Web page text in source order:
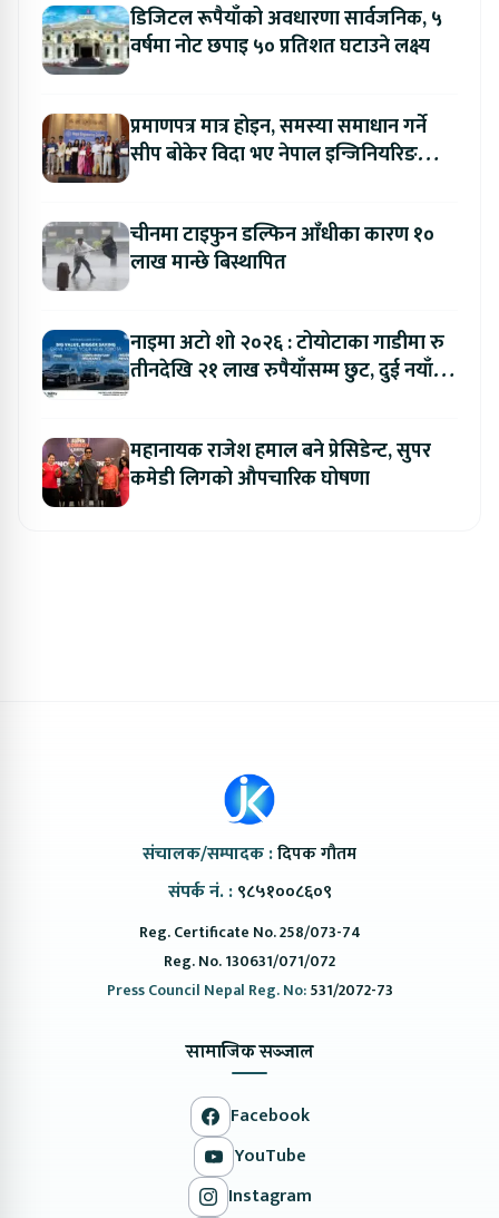
डिजिटल रूपैयाँको अवधारणा सार्वजनिक, ५
वर्षमा नोट छपाइ ५० प्रतिशत घटाउने लक्ष्य
प्रमाणपत्र मात्र होइन, समस्या समाधान गर्ने
सीप बोकेर विदा भए नेपाल इन्जिनियरिङ
चीनमा टाइफुन डल्फिन आँधीका कारण १०
लाख मान्छे बिस्थापित
नाइमा अटो शो २०२६ : टोयोटाका गाडीमा रु
तीनदेखि २१ लाख रुपैयाँसम्म छुट, दुई नयाँ
महानायक राजेश हमाल बने प्रेसिडेन्ट, सुपर
कमेडी लिगको औपचारिक घोषणा
संचालक/सम्पादक :दिपक गौतम
संपर्क नं. : ९८५१००८६०९
Reg. Certificate No. 258/073-74
Reg. No. 130631/071/072
Press Council Nepal Reg. No:531/2072-73
सामाजिक सञ्जाल
Facebook
YouTube
Instagram